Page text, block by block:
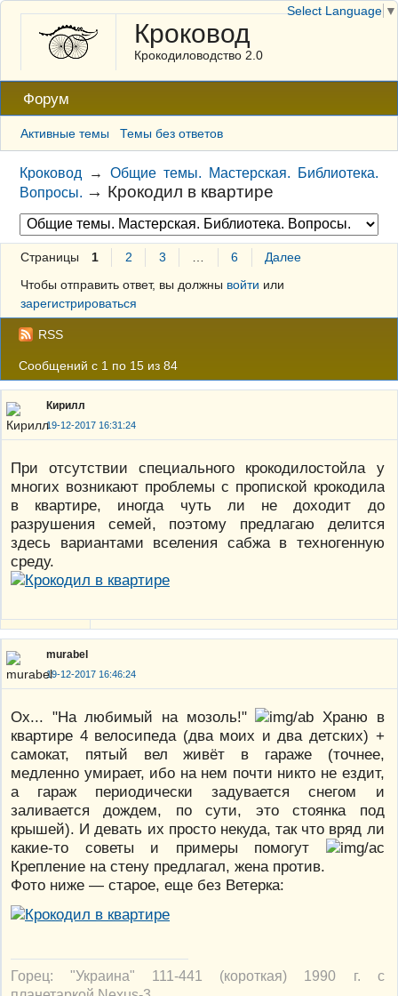
Кроковод
Крокодиловодство 2.0
Форум
Активные темы Темы без ответов
Кроковод →Общие темы. Мастерская. Библиотека.
Вопросы. → Крокодил в квартире
Страницы 1 2 3 6
Далее
Чтобы отправить ответ, вы должны войти или
зарегистрироваться
RSS
Сообщений с 1 по 15 из 84
Кирилл
19-12-2017 16:31:24
При отсутствии специального крокодилостойла у
многих возникают проблемы с пропиской крокодила
в квартире, иногда чуть ли не доходит до
разрушения семей, поэтому предлагаю делится
здесь вариантами вселения сабжа в техногенную
среду.
murabel
19-12-2017 16:46:24
Ох... "На любимый на мозоль!"
Храню в
квартире 4 велосипеда (два моих и два детских) +
самокат, пятый вел живёт в гараже (точнее,
медленно умирает, ибо на нем почти никто не ездит,
а гараж периодически задувается снегом и
заливается дождем, по сути, это стоянка под
крышей). И девать их просто некуда, так что вряд ли
какие-то советы и примеры помогут
Крепление на стену предлагал, жена против.
Фото ниже — старое, еще без Ветерка:
Горец: "Украина" 111-441 (короткая) 1990 г. с
Select Language ▼